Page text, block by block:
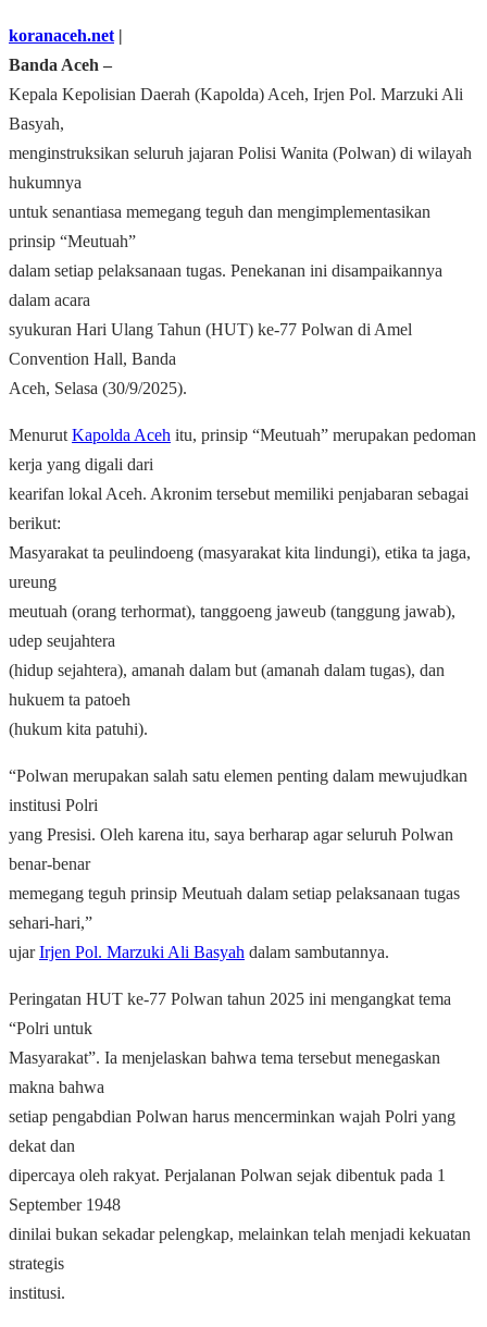
koranaceh.net |
Banda Aceh –
Kepala Kepolisian Daerah (Kapolda) Aceh, Irjen Pol. Marzuki Ali
Basyah,
menginstruksikan seluruh jajaran Polisi Wanita (Polwan) di wilayah
hukumnya
untuk senantiasa memegang teguh dan mengimplementasikan
prinsip “Meutuah”
dalam setiap pelaksanaan tugas. Penekanan ini disampaikannya
dalam acara
syukuran Hari Ulang Tahun (HUT) ke-77 Polwan di Amel
Convention Hall, Banda
Aceh, Selasa (30/9/2025).
Menurut Kapolda Aceh itu, prinsip “Meutuah” merupakan pedoman
kerja yang digali dari
kearifan lokal Aceh. Akronim tersebut memiliki penjabaran sebagai
berikut:
Masyarakat ta peulindoeng (masyarakat kita lindungi), etika ta jaga,
ureung
meutuah (orang terhormat), tanggoeng jaweub (tanggung jawab),
udep seujahtera
(hidup sejahtera), amanah dalam but (amanah dalam tugas), dan
hukuem ta patoeh
(hukum kita patuhi).
“Polwan merupakan salah satu elemen penting dalam mewujudkan
institusi Polri
yang Presisi. Oleh karena itu, saya berharap agar seluruh Polwan
benar-benar
memegang teguh prinsip Meutuah dalam setiap pelaksanaan tugas
sehari-hari,”
ujarIrjen Pol. Marzuki Ali Basyah dalam sambutannya.
Peringatan HUT ke-77 Polwan tahun 2025 ini mengangkat tema
“Polri untuk
Masyarakat”. Ia menjelaskan bahwa tema tersebut menegaskan
makna bahwa
setiap pengabdian Polwan harus mencerminkan wajah Polri yang
dekat dan
dipercaya oleh rakyat. Perjalanan Polwan sejak dibentuk pada 1
September 1948
dinilai bukan sekadar pelengkap, melainkan telah menjadi kekuatan
strategis
institusi.